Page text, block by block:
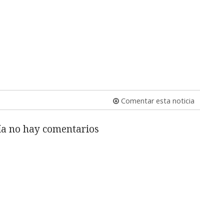
Comentar esta noticia
no hay comentarios